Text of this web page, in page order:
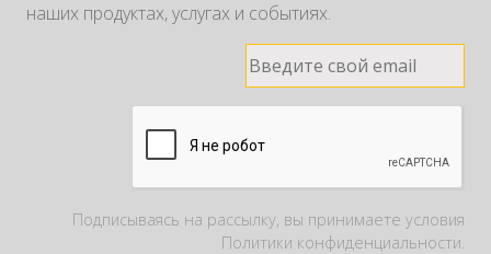
наших продуктах, услугах и событиях.
Подписываясь на рассылку, вы принимаете условия
Политики конфиденциальности.